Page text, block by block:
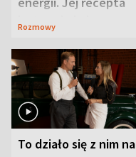
jest zaskakująco
Rozmowy
To działo się z nim na